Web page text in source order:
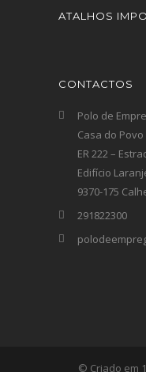
ATALHOS
CONTACTOS
Polo de
Casa do
ER 222 –
Edifício
9370-175
291822300
© Criado em